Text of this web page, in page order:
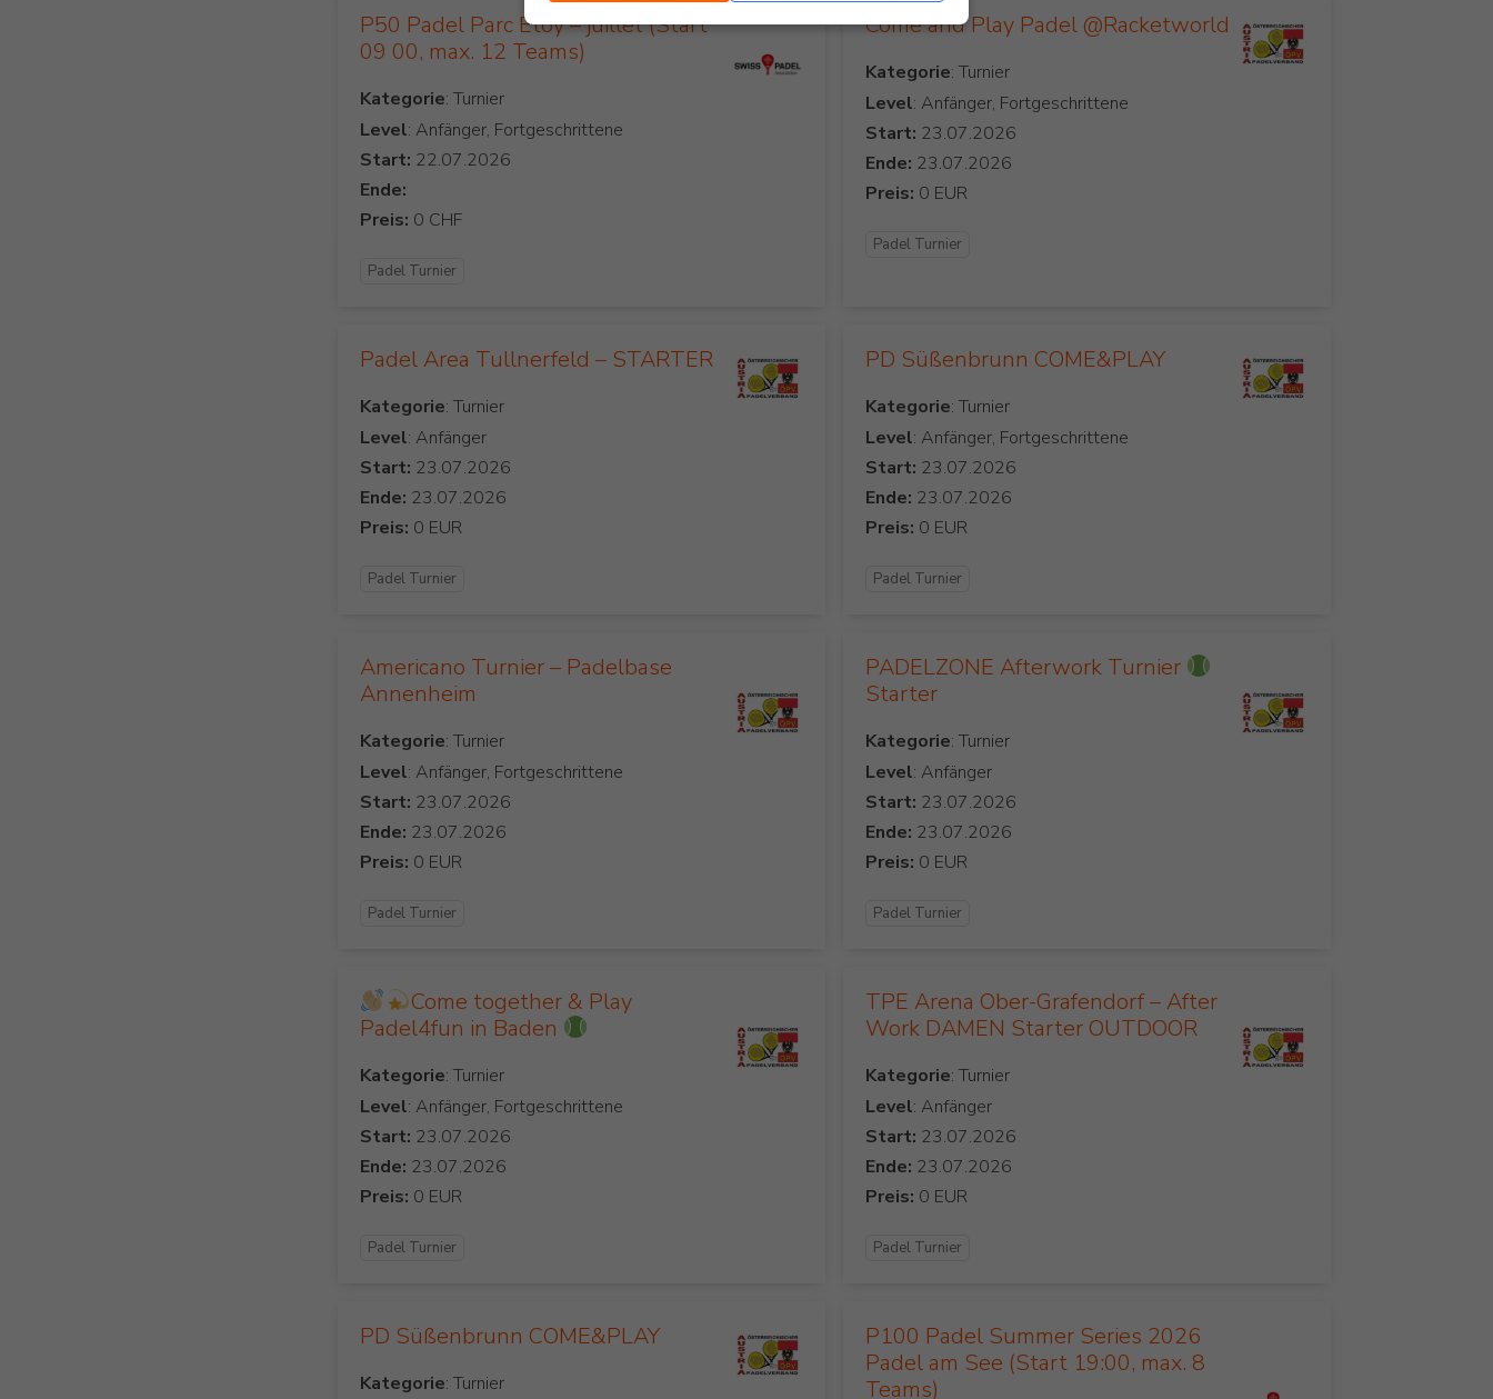
P50 Padel Parc Etoy – juillet (Start
09 00, max. 12 Teams)
Kategorie
Level: Anfänger, Fortgeschrittene
Start:
Ende:
Preis:
Padel Turnier
Come and Play Padel @Racketworld
Kategorie
Level: Anfänger, Fortgeschrittene
Start:
Ende:
Preis:
Padel Turnier
Padel Area Tullnerfeld – STARTER
Kategorie
Level: Anfänger
Start:
Ende:
Preis:
Padel Turnier
PD Süßenbrunn COME&PLAY
Kategorie
Level: Anfänger, Fortgeschrittene
Start:
Ende:
Preis:
Padel Turnier
Americano Turnier – Padelbase
Annenheim
Kategorie
Level: Anfänger, Fortgeschrittene
Start:
Ende:
Preis:
Padel Turnier
PADELZONE Afterwork Turnier
Starter
Kategorie
Level: Anfänger
Start:
Ende:
Preis:
Padel Turnier
Come together & Play
Padel4fun in Baden
Kategorie
Level: Anfänger, Fortgeschrittene
Start:
Ende:
Preis:
Padel Turnier
TPE Arena Ober-Grafendorf – After
Work DAMEN Starter OUTDOOR
Kategorie
Level: Anfänger
Start:
Ende:
Preis:
Padel Turnier
PD Süßenbrunn COME&PLAY
Kategorie
P100 Padel Summer Series 2026
Padel am See (Start 19:00, max. 8
Teams)